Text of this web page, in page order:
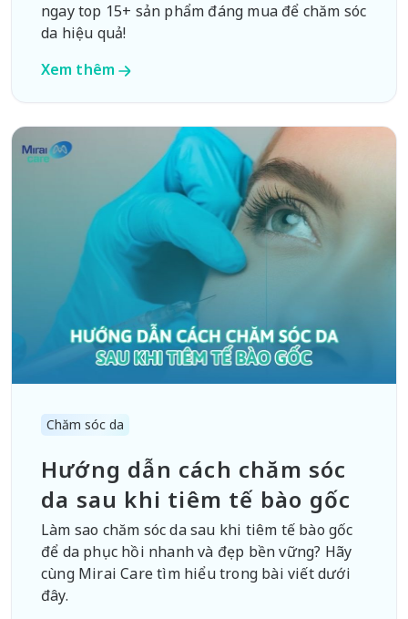
ngay top 15+ sản phẩm đáng mua để chăm sóc
da hiệu quả!
Xem thêm
Chăm sóc da
Hướng dẫn cách chăm sóc
da sau khi tiêm tế bào gốc
Làm sao chăm sóc da sau khi tiêm tế bào gốc
để da phục hồi nhanh và đẹp bền vững? Hãy
cùng Mirai Care tìm hiểu trong bài viết dưới
đây.